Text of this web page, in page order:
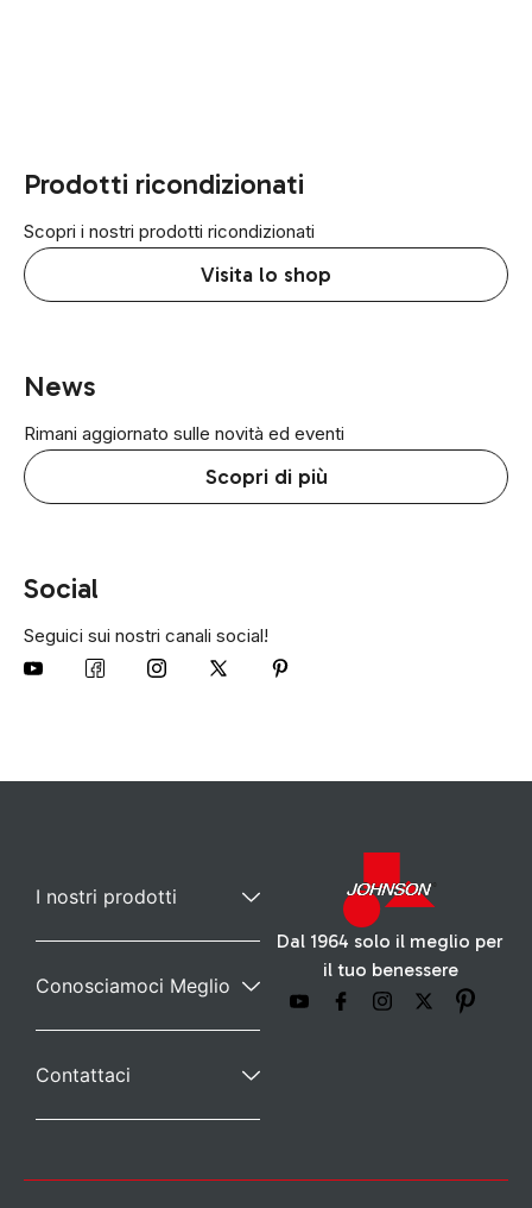
Prodotti ricondizionati
Scopri i nostri prodotti ricondizionati
Visita lo shop
News
Rimani aggiornato sulle novità ed eventi
Scopri di più
Social
Seguici sui nostri canali social!
Dal 1964 solo il meglio per
il tuo benessere
I nostri prodotti
Conosciamoci Meglio
Contattaci